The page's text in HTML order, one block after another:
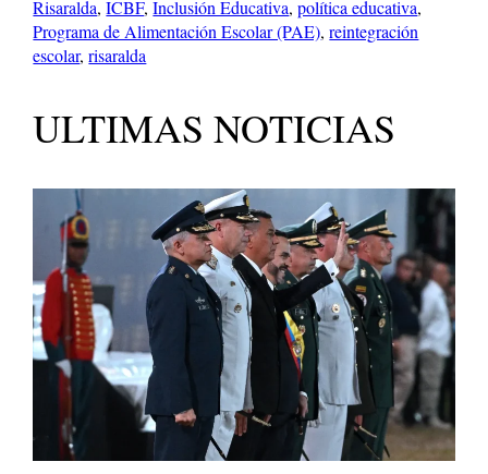
Risaralda, ICBF, Inclusión Educativa, política educativa
Programa de Alimentación Escolar (PAE), reintegración
escolar, risaralda
ULTIMAS NOTICIAS